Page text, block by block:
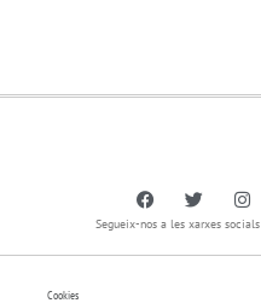
Segueix-nos a les xarxes socials
Cookies